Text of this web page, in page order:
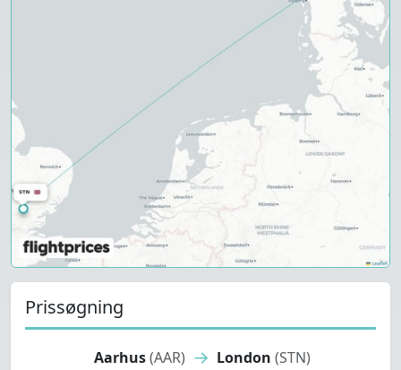
Prissøgning
Aarhus (AAR) → London (STN)